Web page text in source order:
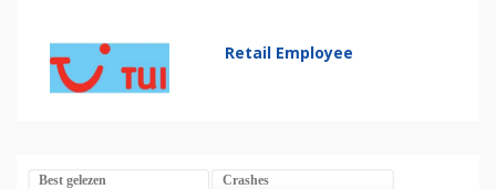
Retail Employee
Best gelezen Crashes